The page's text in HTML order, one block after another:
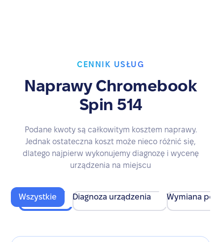
CENNIK USŁUG
Naprawy Chromebook
Spin 514
Podane kwoty są całkowitym kosztem naprawy.
Jednak ostateczna koszt może nieco różnić się,
dlatego najpierw wykonujemy diagnozę i wycenę
urządzenia na miejscu
Wszystkie Diagnoza urządzenia Wymiana